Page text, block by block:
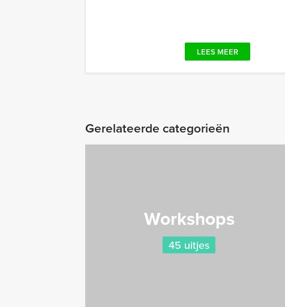
LEES MEER
Gerelateerde categorieën
Workshops
45 uitjes